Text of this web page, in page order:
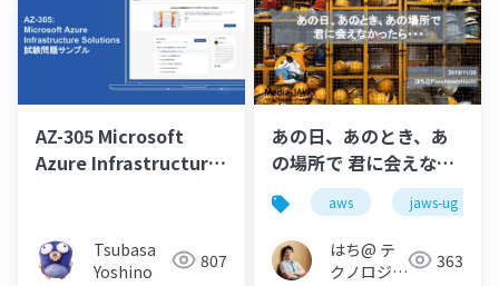
AZ-305 Microsoft
Azure Infrastructure
Tsubasa
Yoshino
807
あの日、あのとき、あ
の場所で 君に会えなか
ったら・・・
aws jaws-ug
はち@ テ
クノロジー
363